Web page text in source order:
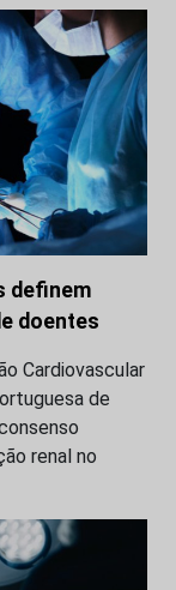
definem
doentes
Cardiovascular
de
renal no